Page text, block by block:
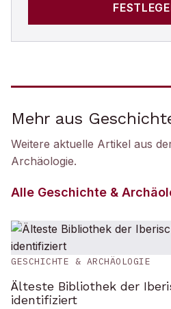
Mehr aus
Weitere aktuelle Artikel aus
Archäologie.
Alle Geschichte &
GESCHICHTE & ARCHÄOLOGIE
Älteste Bibliothek der
identifiziert